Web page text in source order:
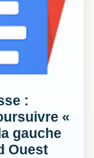
:
«
gauche
Ouest